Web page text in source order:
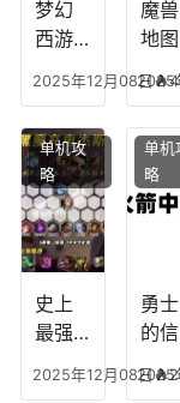
梦幻
西游
凡，
梦幻
十二
生肖
2025年12月08日
魔兽
地图
任务
攻
略，
魔兽
世界
2025
史上
最强
2025年12月08日
单机攻
略
勇士
的信
物技
2025
单机
略